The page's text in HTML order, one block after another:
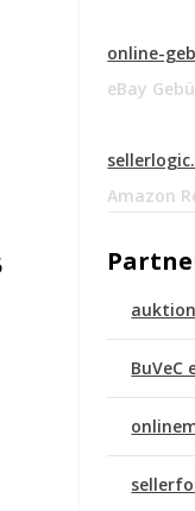
online-
eBay
Amazon
BuVeC